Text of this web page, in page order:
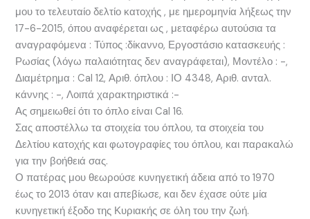
μου το τελευταίο δελτίο κατοχής , με ημερομηνία λήξεως την
17-6-2015, όπου αναφέρεται ως , μεταφέρω αυτούσια τα
αναγραφόμενα : Τύπος :δίκαννο, Εργοστάσιο κατασκευής :
Ρωσίας (λόγω παλαιότητας δεν αναγράφεται), Μοντέλο : -,
Διαμέτρημα : Cal 12, Αριθ. όπλου : ΙΟ 4348, Αριθ. ανταλ.
κάννης : -, Λοιπά χαρακτηριστικά :-
Ας σημειωθεί ότι το όπλο είναι Cal 16.
Σας αποστέλλω τα στοιχεία του όπλου, τα στοιχεία του
Δελτίου κατοχής και φωτογραφίες του όπλου, και παρακαλώ
για την βοήθειά σας.
Ο πατέρας μου θεωρούσε κυνηγετική άδεια από το 1970
έως το 2013 όταν και απεβίωσε, και δεν έχασε ούτε μία
κυνηγετική έξοδο της Κυριακής σε όλη του την ζωή.